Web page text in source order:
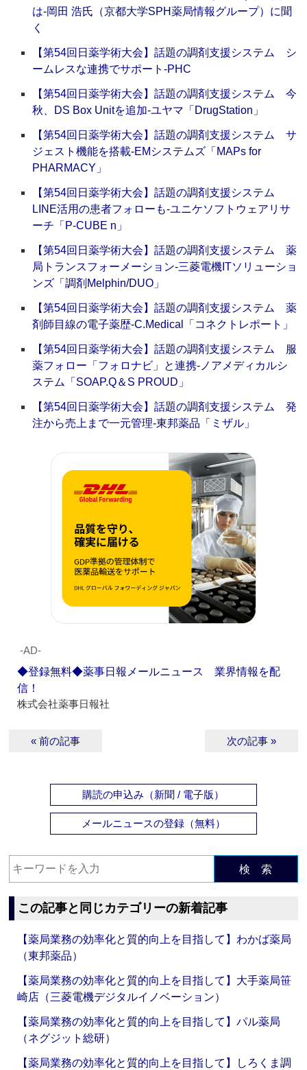
は‐岡田 浩氏（京都大学SPH薬局情報グループ）に聞
く
【第54回日薬学術大会】話題の調剤支援システム シ
ームレスな連携でサポート‐PHC
【第54回日薬学術大会】話題の調剤支援システム 今
秋、DS Box Unitを追加‐ユヤマ「DrugStation」
【第54回日薬学術大会】話題の調剤支援システム サ
ジェスト機能を搭載‐EMシステムズ「MAPs for
PHARMACY」
【第54回日薬学術大会】話題の調剤支援システム
LINE活用の患者フォローも‐ユニケソフトウェアリサ
ーチ「P-CUBE n」
【第54回日薬学術大会】話題の調剤支援システム 薬
局トランスフォーメーション‐三菱電機ITソリューショ
ンズ「調剤Melphin/DUO」
【第54回日薬学術大会】話題の調剤支援システム 薬
剤師目線の電子薬歴‐C.Medical「コネクトレポート」
【第54回日薬学術大会】話題の調剤支援システム 服
薬フォロー「フォロナビ」と連携‐ノアメディカルシ
ステム「SOAP.Q＆S PROUD」
【第54回日薬学術大会】話題の調剤支援システム 発
注から売上まで一元管理‐東邦薬品「ミザル」
‐AD‐
◆登録無料◆薬事日報メールニュース 業界情報を配
信！
株式会社薬事日報社
« 前の記事 次の記事 »
購読の申込み（新聞 / 電子版）
メールニュースの登録（無料）
検 索
この記事と同じカテゴリーの新着記事
【薬局業務の効率化と質的向上を目指して】わかば薬局
（東邦薬品）
【薬局業務の効率化と質的向上を目指して】大手薬局笹
崎店（三菱電機デジタルイノベーション）
【薬局業務の効率化と質的向上を目指して】パル薬局
（ネグジット総研）
【薬局業務の効率化と質的向上を目指して】しろくま調